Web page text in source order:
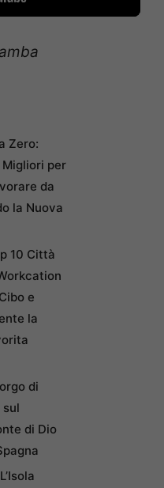
Zero:
Migliori per
da
la Nuova
10 Città
e
la
di
sul
di Dio